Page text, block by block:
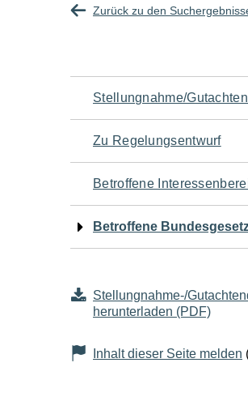
Zurück zu den
Navigation
für
den
Seiteninhalt
Stellungnahme/
Zu Regelungsentwurf
Betroffene
Betroffene
Stellungnahme-/
herunterladen (PDF)
Inhalt dieser Seite melden